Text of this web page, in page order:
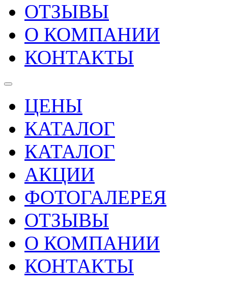
ОТЗЫВЫ
О КОМПАНИИ
КОНТАКТЫ
ЦЕНЫ
КАТАЛОГ
КАТАЛОГ
АКЦИИ
ФОТОГАЛЕРЕЯ
ОТЗЫВЫ
О КОМПАНИИ
КОНТАКТЫ